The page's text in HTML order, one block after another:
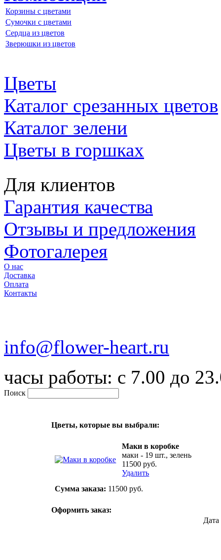
Корзины с цветами
Сумочки с цветами
Сердца из цветов
Зверюшки из цветов
Цветы
Каталог срезанных цветов
Каталог зелени
Цветы в горшках
Для клиентов
Гарантия качества
Отзывы и предложения
Фотогалерея
О нас
Доставка
Оплата
Контакты
info@flower-heart.ru
часы работы: с 7.00 до
Поиск
Цветы, которые вы выбрали:
Маки в коробке
маки - 19 шт.,зелень
11500 руб.
Удалить
Сумма заказа: 11500 руб.
Оформить заказ:
Дата